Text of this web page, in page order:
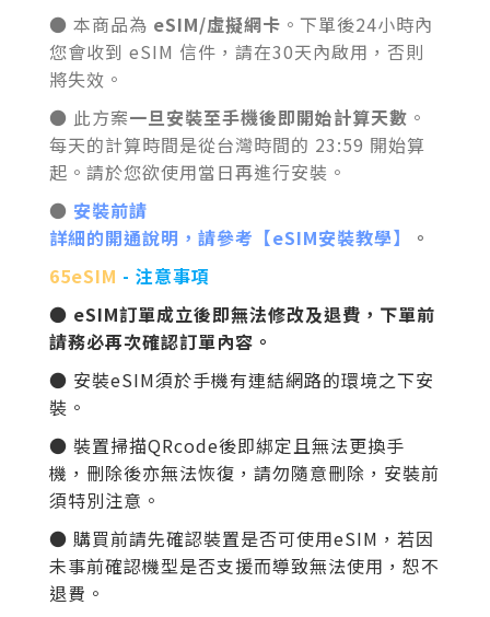
● 本商品為 eSIM/虛擬網卡 。下單後24小時內
您會收到 eSIM 信件，請在30天內啟用，否則
將失效。
● 此方案一旦安裝至手機後即開始計算天數 。
每天的計算時間是從台灣時間的 23:59 開始算
起。請於您欲使用當日再進行安裝。
● 安裝前請
詳細的開通說明，請參考【eSIM安裝教學】
。
65eSIM - 注意事項
● eSIM訂單成立後即無法修改及退費，下單前
請務必再次確認訂單內容。
● 安裝eSIM須於手機有連結網路的環境之下安
裝。
● 裝置掃描QRcode後即綁定且無法更換手
機，刪除後亦無法恢復，請勿隨意刪除 ，安裝前
須特別注意 。
● 購買前請先確認裝置是否可使用eSIM，若因
未事前確認機型是否支援而導致無法使用，恕不
退費。